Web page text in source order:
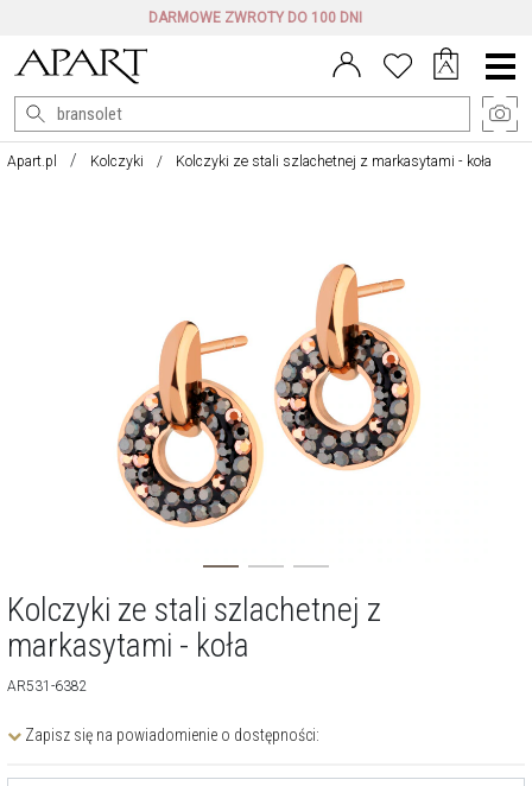
DARMOWE ZWROTY DO 100 DNI
Menu
główne
Apart.pl Kolczyki Kolczyki ze stali szlachetnej z markasytami - koła
Kolczyki ze stali szlachetnej z
markasytami - koła
AR531-6382
Zapisz się na powiadomienie o dostępności: